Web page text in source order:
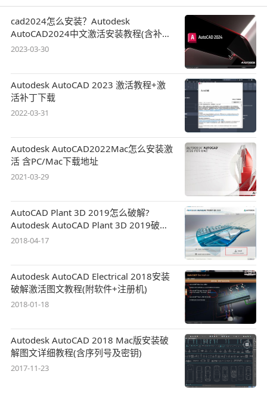
cad2024怎么安装？Autodesk
AutoCAD2024中文激活安装教程(含补丁
下载)
2023-03-30
Autodesk AutoCAD 2023 激活教程+激
活补丁下载
2022-03-31
Autodesk AutoCAD2022Mac怎么安装激
活 含PC/Mac下载地址
2021-03-29
AutoCAD Plant 3D 2019怎么破解?
Autodesk AutoCAD Plant 3D 2019破解
安装图文教程
2018-04-17
Autodesk AutoCAD Electrical 2018安装
破解激活图文教程(附软件+注册机)
2018-01-18
Autodesk AutoCAD 2018 Mac版安装破
解图文详细教程(含序列号及密钥)
2017-11-23